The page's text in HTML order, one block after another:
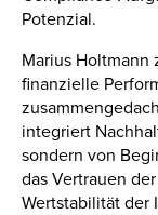
Potenzial.
Marius
finanzielle
integriert
sondern von
das Vertrauen
Wertstabilität der